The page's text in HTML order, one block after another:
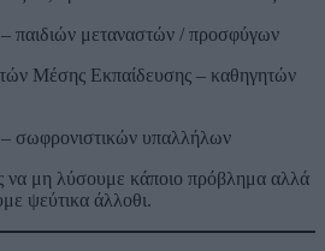
παιδιών μεταναστών / προσφύγων
Μέσης Εκπαίδευσης – καθηγητών
σωφρονιστικών υπαλλήλων
να μη λύσουμε κάποιο πρόβλημα αλλά
ψεύτικα άλλοθι.